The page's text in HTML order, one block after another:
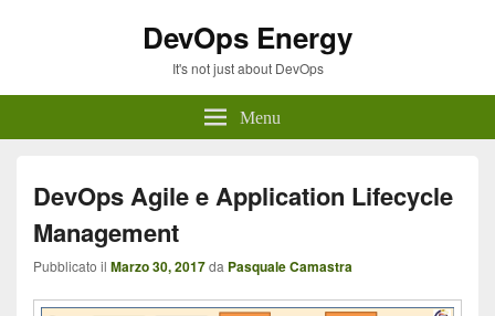
DevOps Energy
It's not just about DevOps
Menu
DevOps Agile e Application Lifecycle
Management
Pubblicato il Marzo 30, 2017da Pasquale Camastra